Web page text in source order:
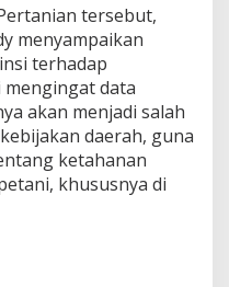
tersebut,
menyampaikan
terhadap
mengingat data
akan menjadi salah
daerah, guna
ketahanan
khususnya di